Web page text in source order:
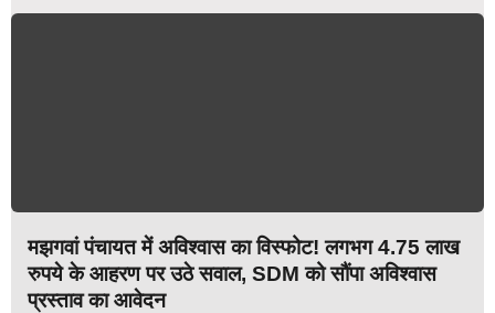
मझगवां पंचायत में अविश्वास का विस्फोट! लगभग 4.75 लाख
रुपये के आहरण पर उठे सवाल, SDM को सौंपा अविश्वास
प्रस्ताव का आवेदन